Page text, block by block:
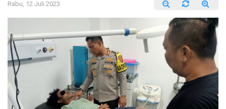
Rabu, 12 Juli 2023